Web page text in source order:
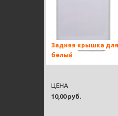
Задняя крышка для
белый
10,00 руб.
ЦЕНА